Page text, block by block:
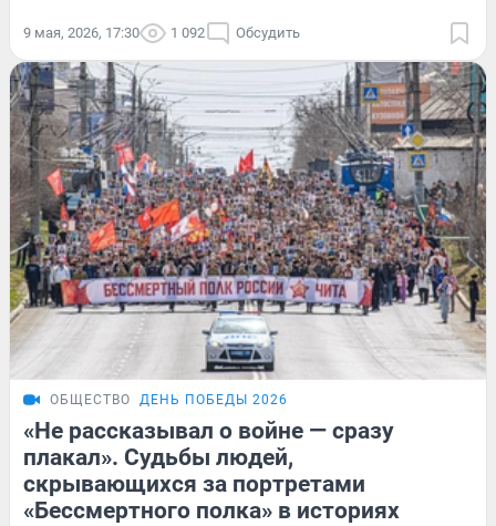
9 мая, 2026, 17:30 1 092 Обсудить
ОБЩЕСТВО ДЕНЬ ПОБЕДЫ 2026
«Не рассказывал о войне — сразу
плакал». Судьбы людей,
скрывающихся за портретами
«Бессмертного полка» в историях